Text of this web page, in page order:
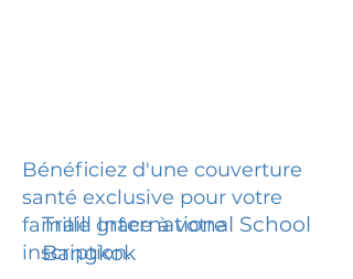
Bénéficiez d'une couverture
santé exclusive pour votre
famille grâce à votre
inscription.
Traill International School
Bangkok